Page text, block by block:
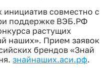
инициатив совместно с
поддержке ВЭБ.РФ
растущих
наших». Прием заявок
брендов «Знай
знайнаших.аси.рф.